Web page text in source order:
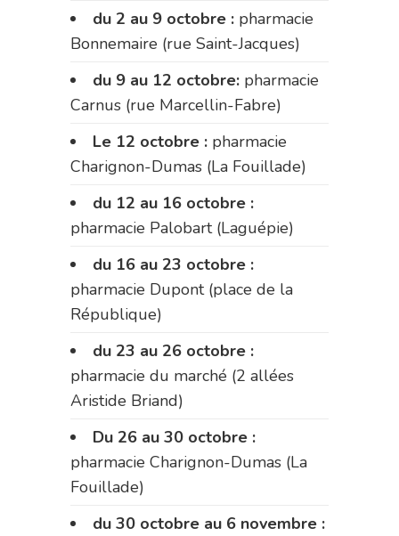
du 2 au 9 octobre : pharmacie
Bonnemaire (rue Saint-Jacques)
du 9 au 12 octobre: pharmacie
Carnus (rue Marcellin-Fabre)
Le 12 octobre : pharmacie
Charignon-Dumas (La Fouillade)
du 12 au 16 octobre :
pharmacie Palobart (Laguépie)
du 16 au 23 octobre :
pharmacie Dupont (place de la
République)
du 23 au 26 octobre :
pharmacie du marché (2 allées
Aristide Briand)
Du 26 au 30 octobre :
pharmacie Charignon-Dumas (La
Fouillade)
du 30 octobre au 6 novembre :